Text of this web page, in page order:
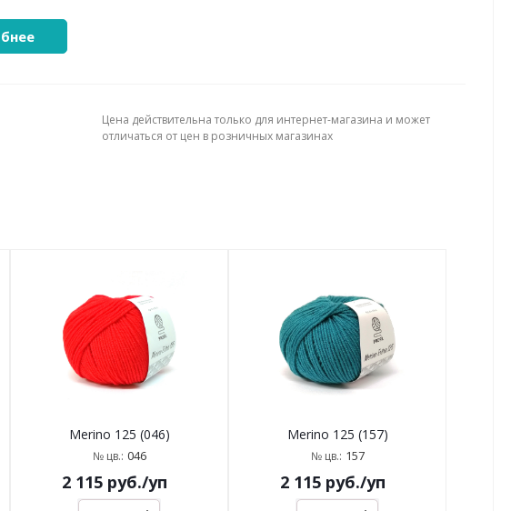
Цена действительна только для интернет-магазина и может
отличаться от цен в розничных магазинах
Merino 125 (046)
№ цв.: 046
2 115 руб./уп
Merino 125 (157)
№ цв.: 157
2 115 руб./уп